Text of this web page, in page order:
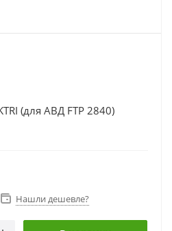
(для АВД FTP 2840)
Нашли дешевле?